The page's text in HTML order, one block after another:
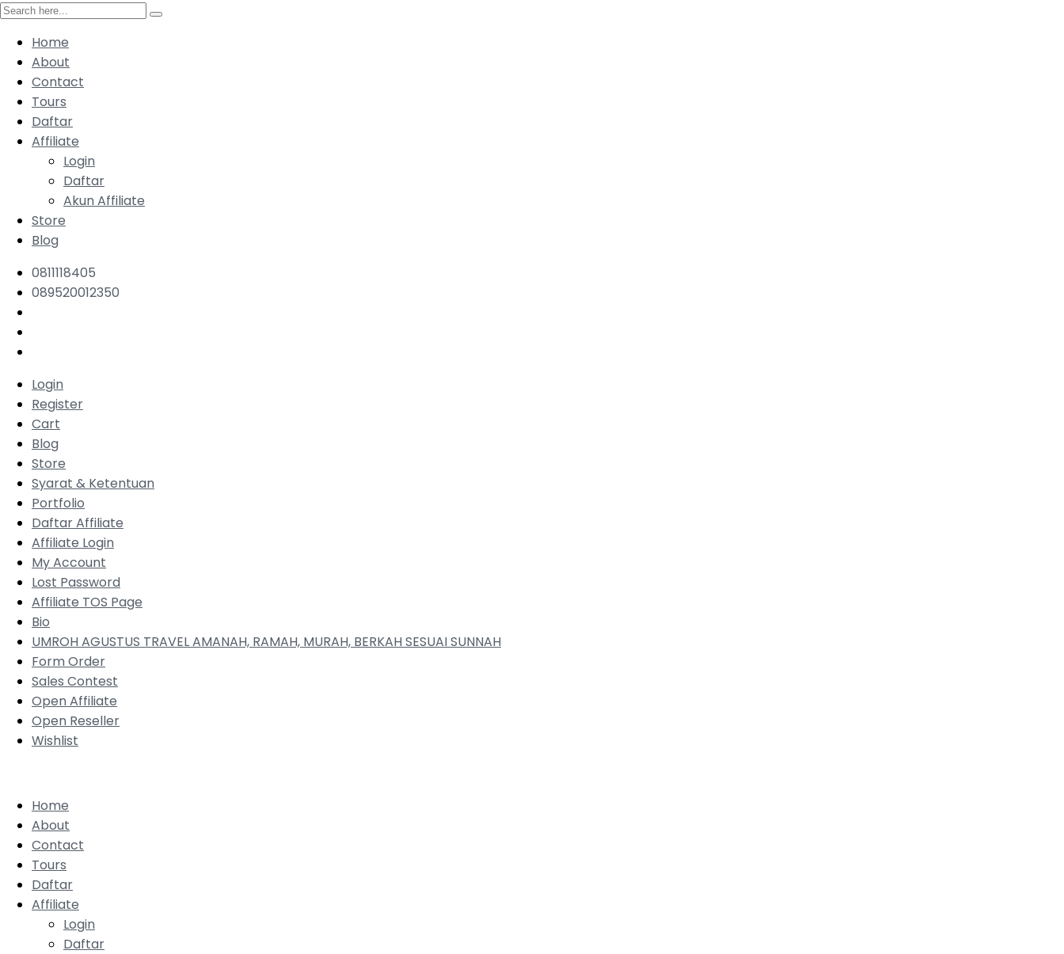
Home
About
Contact
Tours
Daftar
Affiliate
Login
Daftar
Akun Affiliate
Store
Blog
0811118405
089520012350
Login
Register
Cart
Blog
Store
Syarat & Ketentuan
Portfolio
Daftar Affiliate
Affiliate Login
My Account
Lost Password
Affiliate TOS Page
Bio
UMROH AGUSTUS TRAVEL AMANAH, RAMAH, MURAH, BERKAH SESUAI SUNNAH
Form Order
Sales Contest
Open Affiliate
Open Reseller
Wishlist
Home
About
Contact
Tours
Daftar
Affiliate
Login
Daftar